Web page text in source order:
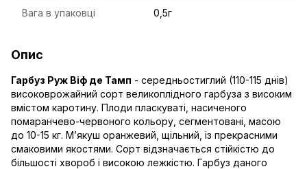
Вага в упаковці 0,5г
Опис
Гарбуз Руж Віф де Тамп - середньостиглий (110-115 днів)
високоврожайний сорт великоплідного гарбуза з високим
вмістом каротину. Плоди пласкуваті, насиченого
помаранчево-червоного кольору, сегментовані, масою
до 10-15 кг. М’якуш оранжевий, щільний, із прекрасними
смаковими якостями. Сорт відзначається стійкістю до
більшості хвороб і високою лежкістю. Гарбуз даного